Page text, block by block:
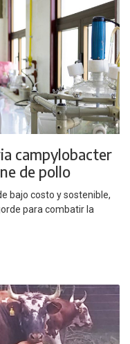
campylobacter
de pollo
bajo costo y sostenible,
para combatir la